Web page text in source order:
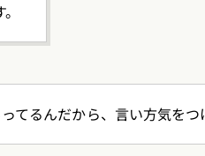
てるんだから、言い方気をつ